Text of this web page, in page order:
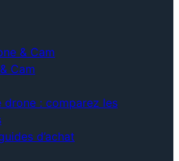
& Cam
Cam
drone : comparez les
d’achat